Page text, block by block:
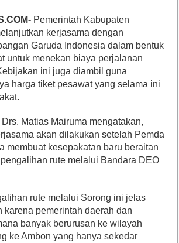
Pemerintah Kabupaten
kerjasama dengan
Garuda Indonesia dalam bentuk
untuk menekan biaya perjalanan
ini juga diambil guna
harga tiket pesawat yang selama ini
Matias Mairuma mengatakan,
akan dilakukan setelah Pemda
membuat kesepakatan baru beraitan
rute melalui Bandara DEO
rute melalui Sorong ini jelas
karena pemerintah daerah dan
banyak berurusan ke wilayah
ke Ambon yang hanya sekedar